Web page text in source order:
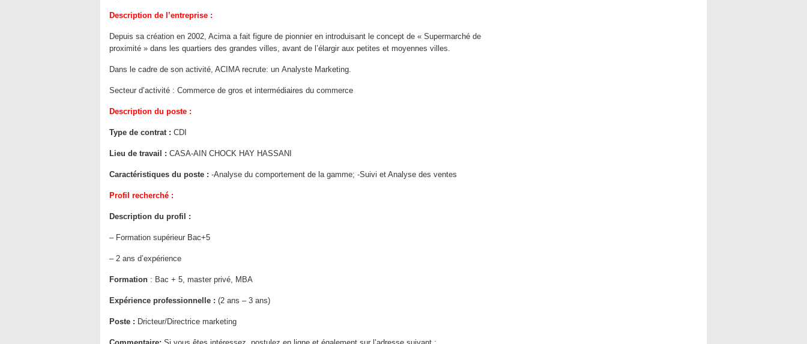
Description de l’entreprise :
Depuis sa création en 2002, Acima a fait figure de pionnier en introduisant le concept de « Supermarché de
proximité » dans les quartiers des grandes villes, avant de l’élargir aux petites et moyennes villes.
Dans le cadre de son activité, ACIMA recrute: un Analyste Marketing.
Secteur d’activité : Commerce de gros et intermédiaires du commerce
Description du poste :
Type de contrat : CDI
Lieu de travail : CASA-AIN CHOCK HAY HASSANI
Caractéristiques du poste : -Analyse du comportement de la gamme; -Suivi et Analyse des ventes
Profil recherché :
Description du profil :
– Formation supérieur Bac+5
– 2 ans d’expérience
Formation : Bac + 5, master privé, MBA
Expérience professionnelle : (2 ans – 3 ans)
Poste : Dricteur/Directrice marketing